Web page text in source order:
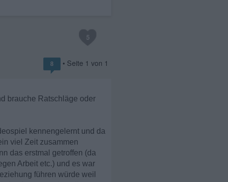
5
8 • Seite 1 von 1
brauche Ratschläge oder
kennengelernt und da
viel Zeit zusammen
das erstmal getroffen (da
Arbeit etc.) und es war
führen würde weil